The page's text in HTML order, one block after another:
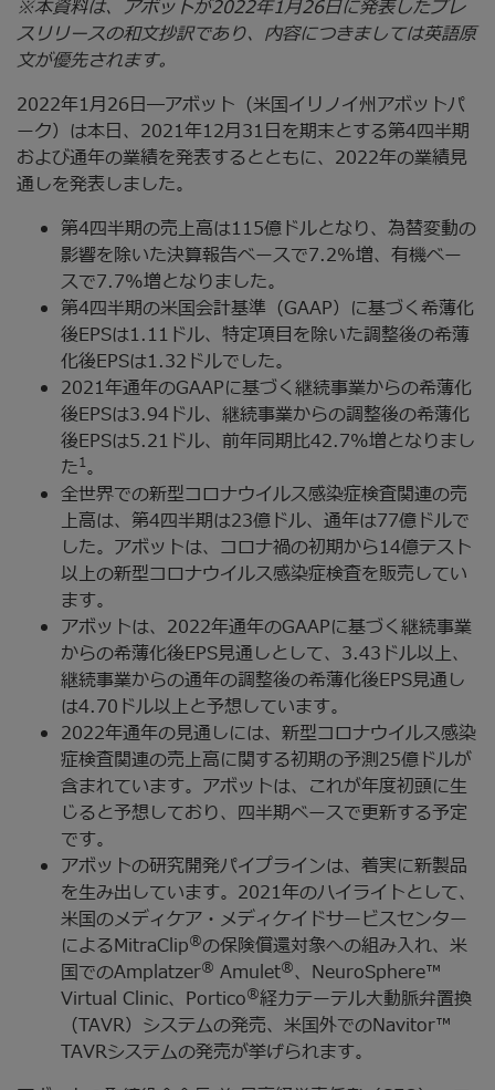
※本資料は、アボットが2022年1月26日に発表したプレ
スリリースの和文抄訳であり、内容につきましては英語原
文が優先されます。
2022年1月26日―アボット（米国イリノイ州アボットパ
ーク）は本日、2021年12月31日を期末とする第4四半期
および通年の業績を発表するとともに、2022年の業績見
通しを発表しました。
第4四半期の売上高は115億ドルとなり、為替変動の
影響を除いた決算報告ベースで7.2%増、有機ベー
スで7.7%増となりました。
第4四半期の米国会計基準（GAAP）に基づく希薄化
後EPSは1.11ドル、特定項目を除いた調整後の希薄
化後EPSは1.32ドルでした。
2021年通年のGAAPに基づく継続事業からの希薄化
後EPSは3.94ドル、継続事業からの調整後の希薄化
後EPSは5.21ドル、前年同期比42.7%増となりまし
た1。
全世界での新型コロナウイルス感染症検査関連の売
上高は、第4四半期は23億ドル、通年は77億ドルで
した。アボットは、コロナ禍の初期から14億テスト
以上の新型コロナウイルス感染症検査を販売してい
ます。
アボットは、2022年通年のGAAPに基づく継続事業
からの希薄化後EPS見通しとして、3.43ドル以上、
継続事業からの通年の調整後の希薄化後EPS見通し
は4.70ドル以上と予想しています。
2022年通年の見通しには、新型コロナウイルス感染
症検査関連の売上高に関する初期の予測25億ドルが
含まれています。アボットは、これが年度初頭に生
じると予想しており、四半期ベースで更新する予定
です。
アボットの研究開発パイプラインは、着実に新製品
を生み出しています。2021年のハイライトとして、
米国のメディケア・メディケイドサービスセンター
によるMitraClip®の保険償還対象への組み入れ、米
国でのAmplatzer® Amulet®、NeuroSphere™
Virtual Clinic、Portico®経カテーテル大動脈弁置換
（TAVR）システムの発売、米国外でのNavitor™
TAVRシステムの発売が挙げられます。